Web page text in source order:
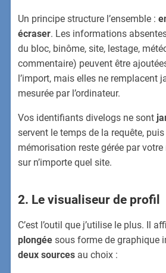
Un principe structure l’ensemble :
écraser. Les informations
du bloc, binôme, site, lestage,
commentaire) peuvent être
l’import, mais elles ne remplacent
mesurée par l’ordinateur.
Vos identifiants divelogs ne sont
servent le temps de la requête,
mémorisation reste gérée par
sur n’importe quel site.
2. Le visualiseur de profil
C’est l’outil que j’utilise le plus. Il
plongée sous forme de graphique
deux sources au choix :